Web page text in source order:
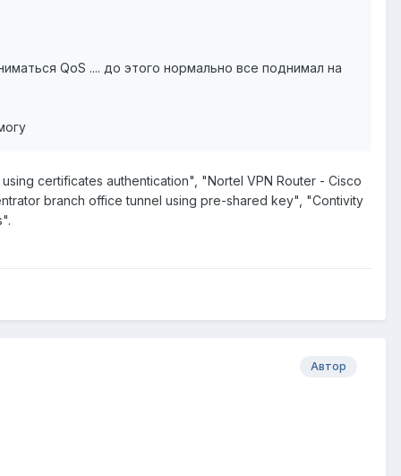
QoS .... до этого нормально все поднимал на
certificates authentication", "Nortel VPN Router - Cisco
branch office tunnel using pre-shared key", "Contivity
Автор